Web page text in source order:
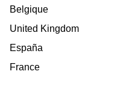
Belgique
United Kingdom
España
France